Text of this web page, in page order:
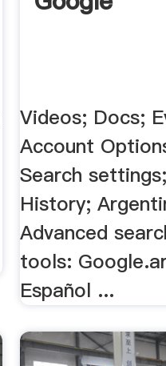
Videos; Docs;
Account
Search
History;
Advanced
tools:
Español ...